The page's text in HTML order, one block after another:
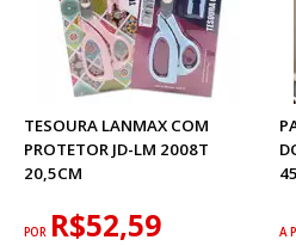
TESOURA LANMAX COM
PROTETOR JD-LM 2008T
20,5CM
POR R$52,59 A